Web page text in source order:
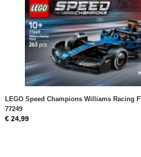
LEGO Speed Champions Williams Racing
77249
€ 24,99